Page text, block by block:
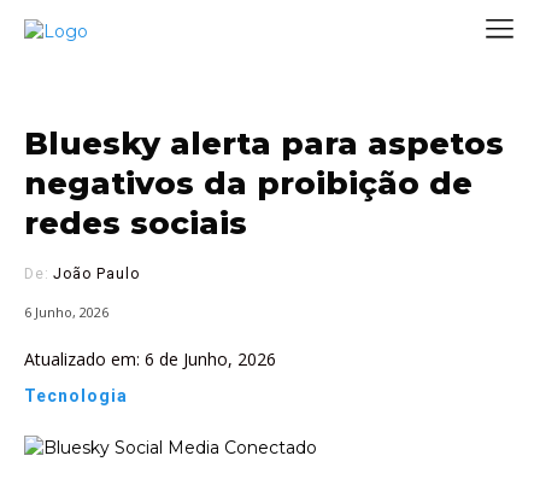
Bluesky alerta para aspetos
negativos da proibição de
redes sociais
De: João Paulo
6 Junho, 2026
Atualizado em: 6 de Junho, 2026
Tecnologia